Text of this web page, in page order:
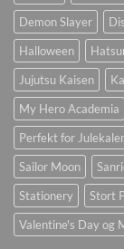
Demon Slayer
Halloween
Jujutsu Kaisen
My Hero Academia
Perfekt for
Sailor Moon
Stationery
Stort
Valentine's Day og